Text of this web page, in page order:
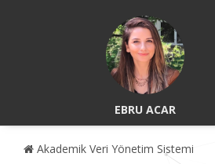
EBRU ACAR
Akademik Veri Yönetim Sistemi